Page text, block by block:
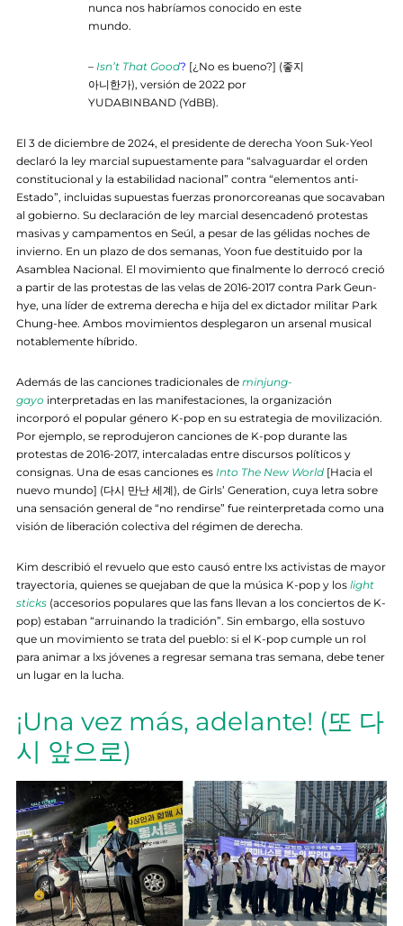
nunca nos habríamos conocido en este
mundo.
– Isn’t That Good? [¿No es bueno?] (좋지
아니한가), versión de 2022 por
YUDABINBAND (YdBB).
El 3 de diciembre de 2024, el presidente de derecha Yoon Suk-Yeol
declaró la ley marcial supuestamente para “salvaguardar el orden
constitucional y la estabilidad nacional” contra “elementos anti-
Estado”, incluidas supuestas fuerzas pronorcoreanas que socavaban
al gobierno. Su declaración de ley marcial desencadenó protestas
masivas y campamentos en Seúl, a pesar de las gélidas noches de
invierno. En un plazo de dos semanas, Yoon fue destituido por la
Asamblea Nacional. El movimiento que finalmente lo derrocó creció
a partir de las protestas de las velas de 2016-2017 contra Park Geun-
hye, una líder de extrema derecha e hija del ex dictador militar Park
Chung-hee. Ambos movimientos desplegaron un arsenal musical
notablemente híbrido.
Además de las canciones tradicionales de minjung-
gayo interpretadas en las manifestaciones, la organización
incorporó el popular género K-pop en su estrategia de movilización.
Por ejemplo, se reprodujeron canciones de K-pop durante las
protestas de 2016-2017, intercaladas entre discursos políticos y
consignas. Una de esas canciones es Into The New World [Hacia el
nuevo mundo] (다시 만난 세계), de Girls’ Generation, cuya letra sobre
una sensación general de “no rendirse” fue reinterpretada como una
visión de liberación colectiva del régimen de derecha.
Kim describió el revuelo que esto causó entre lxs activistas de mayor
trayectoria, quienes se quejaban de que la música K-pop y los light
sticks (accesorios populares que las fans llevan a los conciertos de K-
pop) estaban “arruinando la tradición”. Sin embargo, ella sostuvo
que un movimiento se trata del pueblo: si el K-pop cumple un rol
para animar a lxs jóvenes a regresar semana tras semana, debe tener
un lugar en la lucha.
¡Una vez más, adelante! (또 다
시 앞으로)